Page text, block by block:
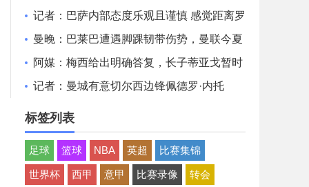
非常认可并选择加盟巴萨
记者：巴萨内部态度乐观且谨慎 感觉距离罗
德里转会完成更近了
曼晚：巴莱巴遭遇脚踝韧带伤势，曼联今夏
大概率不会继续追求他
阿媒：梅西给出明确答复，长子蒂亚戈暂时
不会前往拉玛西亚青训
记者：曼城有意切尔西边锋佩德罗·内托
标签列表
足球 篮球 NBA 英超 比赛集锦
世界杯 西甲 意甲 比赛录像 转会